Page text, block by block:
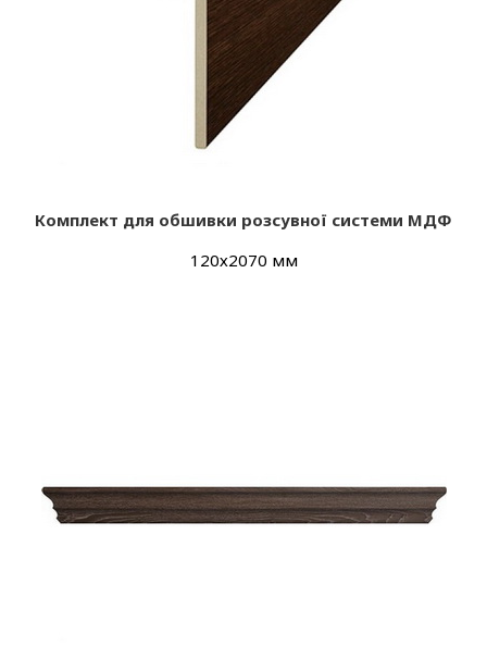
Комплект для обшивки розсувної системи МДФ
120х2070 мм